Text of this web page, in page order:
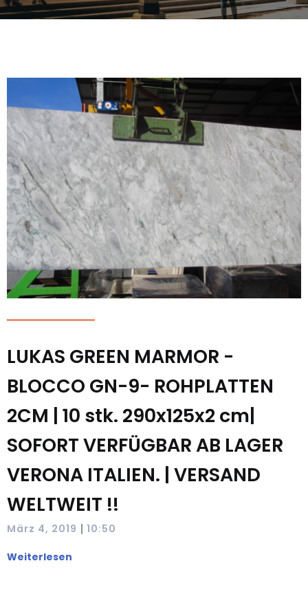
LUKAS GREEN MARMOR -
BLOCCO GN-9- ROHPLATTEN
2CM | 10 stk. 290x125x2 cm|
SOFORT VERFÜGBAR AB LAGER
VERONA ITALIEN. | VERSAND
WELTWEIT !!
März 4, 2019 | 10:50
Weiterlesen